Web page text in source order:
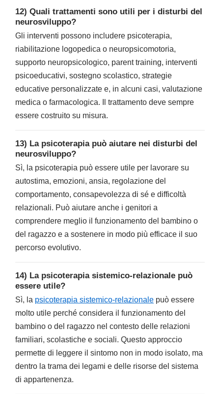
12) Quali trattamenti sono utili per i disturbi del
neurosviluppo?
Gli interventi possono includere psicoterapia,
riabilitazione logopedica o neuropsicomotoria,
supporto neuropsicologico, parent training, interventi
psicoeducativi, sostegno scolastico, strategie
educative personalizzate e, in alcuni casi, valutazione
medica o farmacologica. Il trattamento deve sempre
essere costruito su misura.
13) La psicoterapia può aiutare nei disturbi del
neurosviluppo?
Sì, la psicoterapia può essere utile per lavorare su
autostima, emozioni, ansia, regolazione del
comportamento, consapevolezza di sé e difficoltà
relazionali. Può aiutare anche i genitori a
comprendere meglio il funzionamento del bambino o
del ragazzo e a sostenere in modo più efficace il suo
percorso evolutivo.
14) La psicoterapia sistemico-relazionale può
essere utile?
Sì, la psicoterapia sistemico-relazionale può essere
molto utile perché considera il funzionamento del
bambino o del ragazzo nel contesto delle relazioni
familiari, scolastiche e sociali. Questo approccio
permette di leggere il sintomo non in modo isolato, ma
dentro la trama dei legami e delle risorse del sistema
di appartenenza.